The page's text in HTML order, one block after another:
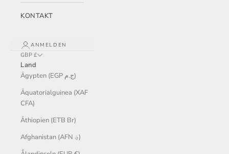
KONTAKT
ANMELDEN
GBP £
Land
Ägypten (EGP ج.م)
Äquatorialguinea (XAF
CFA)
Äthiopien (ETB Br)
Afghanistan (AFN ؋)